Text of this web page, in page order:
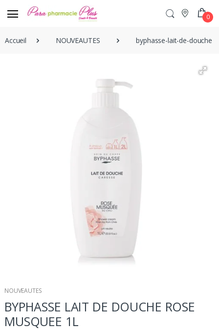
0
Accueil NOUVEAUTES byphasse-lait-de-douche-
NOUVEAUTES
BYPHASSE LAIT DE DOUCHE ROSE
MUSQUEE 1L